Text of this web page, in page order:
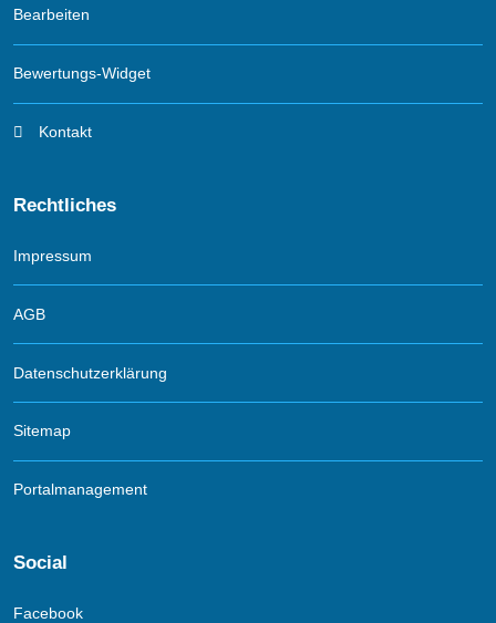
Bearbeiten
Bewertungs-Widget
Kontakt
Rechtliches
Impressum
AGB
Datenschutzerklärung
Sitemap
Portalmanagement
Social
Facebook